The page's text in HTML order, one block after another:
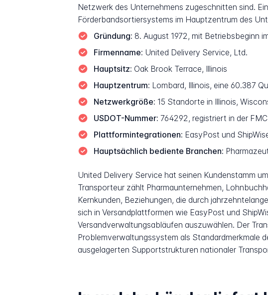
Netzwerk des Unternehmens zugeschnitten sind.
Förderbandsortiersystems im Hauptzentrum des
Gründung: 8. August 1972, mit Betriebsbeginn
Firmenname: United Delivery Service, Ltd.
Hauptsitz: Oak Brook Terrace, Illinois
Hauptzentrum: Lombard, Illinois, eine 60.387
Netzwerkgröße: 15 Standorte in Illinois,
USDOT-Nummer: 764292, registriert in der
Plattformintegrationen: EasyPost und
Hauptsächlich bediente Branchen:
United Delivery Service hat seinen Kundenstamm
Transporteur zählt Pharmaunternehmen,
Kernkunden, Beziehungen, die durch
sich in Versandplattformen wie EasyPost und
Versandverwaltungsabläufen auszuwählen. Der
Problemverwaltungssystem als Standardmerkmale
ausgelagerten Supportstrukturen nationaler